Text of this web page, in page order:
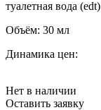
туалетная вода (edt)
Объём: 30 мл
Динамика цен:
Нет в наличии
Оставить заявку